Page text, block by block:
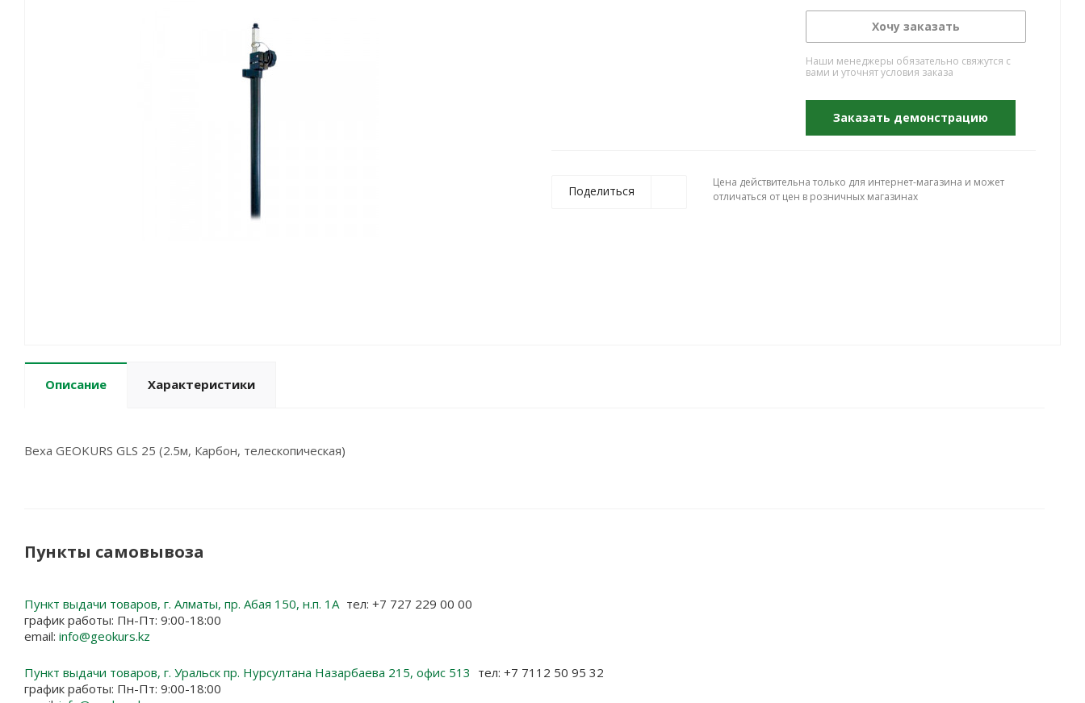
Хочу заказать
Наши менеджеры обязательно свяжутся с
вами и уточнят условия заказа
Заказать демонстрацию
Поделиться
Цена действительна только для интернет-магазина и может
отличаться от цен в розничных магазинах
Описание Характеристики
Веха GEOKURS GLS 25 (2.5м, Карбон, телескопическая)
Пункты самовывоза
Пункт выдачи товаров, г. Алматы, пр. Абая 150, н.п. 1А тел: +7 727 229 00 00
график работы: Пн-Пт: 9:00-18:00
email: info@geokurs.kz
Пункт выдачи товаров, г. Уральск пр. Нурсултана Назарбаева 215, офис 513 тел: +7 7112 50 95 32
график работы: Пн-Пт: 9:00-18:00